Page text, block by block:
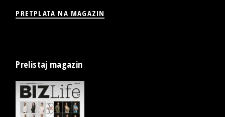
PRETPLATA NA MAGAZIN
Prelistaj magazin